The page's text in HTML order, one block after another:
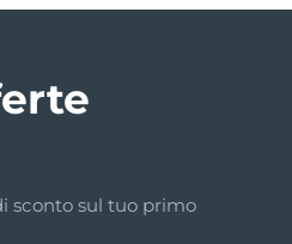
sconto sul tuo primo